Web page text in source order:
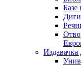
Базе
Издавачка